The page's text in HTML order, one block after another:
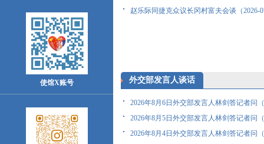
使馆X账号
赵乐际同捷克众议长冈村富夫会谈（2026-
外交部发言人谈话
2026年8月6日外交部发言人林剑答记者问
2026年8月5日外交部发言人林剑答记者问
2026年8月4日外交部发言人林剑答记者问